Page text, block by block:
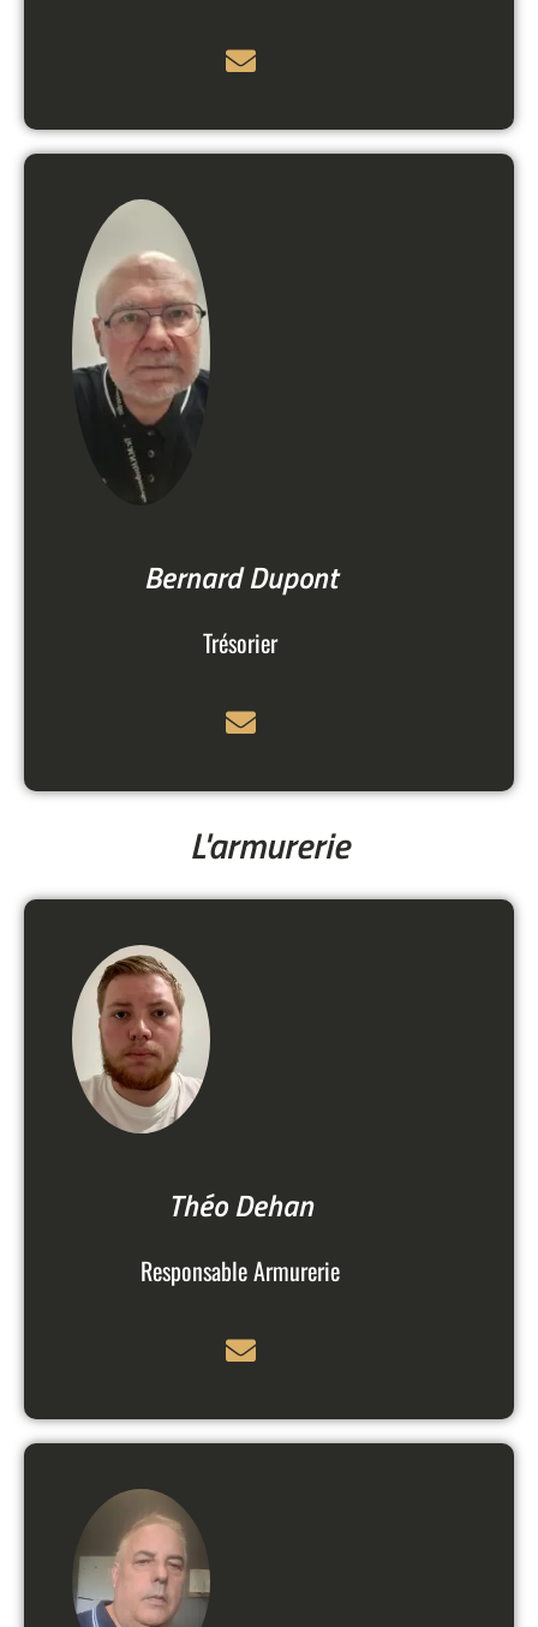
Bernard Dupont
Trésorier
L'armurerie
Théo Dehan
Responsable Armurerie